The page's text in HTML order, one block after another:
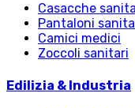
Casacche
Pantaloni
Camici medici
Zoccoli sanitari
Edilizia & Industria